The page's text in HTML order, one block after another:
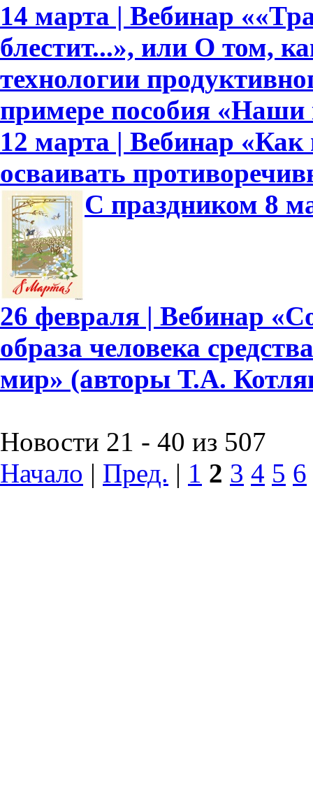
14 марта | Вебинар
блестит...», или О том,
технологии
примере пособия
12 марта | Вебинар «Как
осваивать
С праздником 8
26 февраля | Вебинар
образа человека
мир» (авторы Т.А.
Новости 21 - 40 из 507
Начало | Пред. | 1 2 3 4 5 6